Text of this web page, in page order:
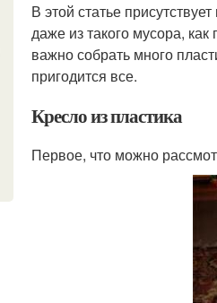
В этой статье
даже из такого мусора,
важно собрать много
пригодится все.
Кресло из пластика
Первое, что можно